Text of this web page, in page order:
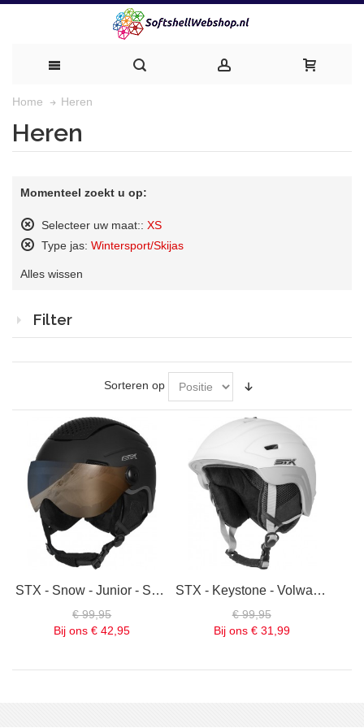
Home Heren
Heren
Momenteel zoekt u op:
Selecteer uw maat:: XS
Dit
artikel
verwijderen
Type jas: Wintersport/Skijas
artikel
Alles wissen
Filter
Sorteren op
STX - Snow - Junior - Skihelm - Met vizier - Zwart
€ 99,95
Bij ons € 42,95
STX - Keystone - Volwassenen - Skihelm - Wit
€ 99,95
Bij ons € 31,99